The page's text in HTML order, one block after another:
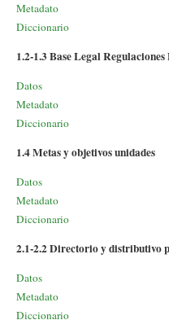
Metadato
Diccionario
1.2-1.3 Base Legal
Datos
Metadato
Diccionario
1.4 Metas y objetivos unidades
Datos
Metadato
Diccionario
2.1-2.2 Directorio y distributivo
Datos
Metadato
Diccionario